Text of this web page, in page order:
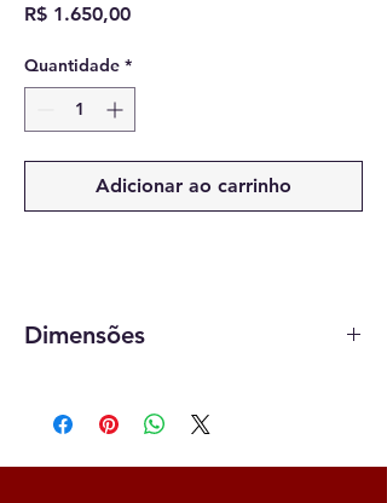
R$ 1.650,00Preço
Quantidade *
Adicionar ao carrinho
Dimensões